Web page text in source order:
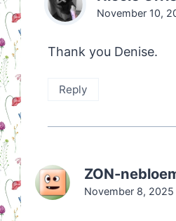
November 10,
Thank you Denise.
Reply
ZON-
November 8, 2025